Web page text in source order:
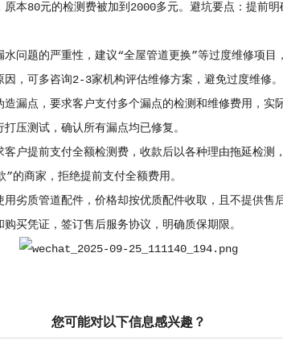
本80元的检测费被加到2000多元。避坑要点：提前明
问题的严重性，建议“全屋管道更换”等过度维修项
，可多咨询2-3家机构评估维修方案，避免过度维修。
漏点，要求客户支付多个漏点的检测和维修费用，实
压测试，确认所有漏点均已修复。
户提前支付全额检测费，收款后以各种理由拖延检测
的商家，拒绝提前支付全额费用。
劣质管道配件，价格却按优质配件收取，且不提供售
买凭证，签订售后服务协议，明确质保期限。
您可能对以下信息感兴趣？